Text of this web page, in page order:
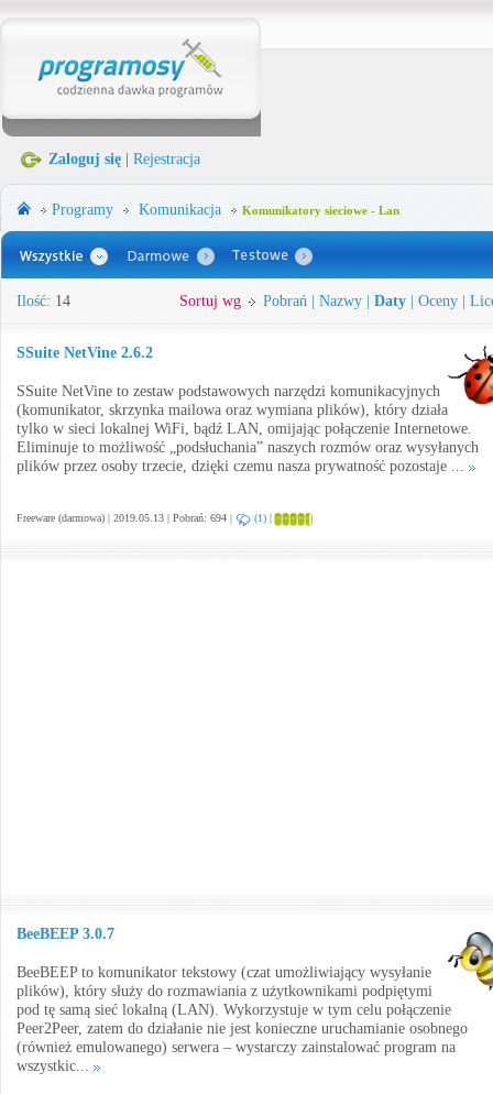
Zaloguj się Rejestracja
Programy Komunikacja Komunikatory sieciowe - Lan
Ilość: 14 Sortuj wg Pobrań Nazwy Daty Oceny
SSuite NetVine 2.6.2
SSuite NetVine to zestaw podstawowych narzędzi komunikacyjnych
(komunikator, skrzynka mailowa oraz wymiana plików), który działa
tylko w sieci lokalnej WiFi, bądź LAN, omijając połączenie Internetowe.
Eliminuje to możliwość „podsłuchania” naszych rozmów oraz wysyłanych
plików przez osoby trzecie, dzięki czemu nasza prywatność pozostaje ...
Freeware (darmowa) | 2019.05.13 | Pobrań: 694 | (1) |
BeeBEEP 3.0.7
BeeBEEP to komunikator tekstowy (czat umożliwiający wysyłanie
plików), który służy do rozmawiania z użytkownikami podpiętymi
pod tę samą sieć lokalną (LAN). Wykorzystuje w tym celu połączenie
Peer2Peer, zatem do działanie nie jest konieczne uruchamianie osobnego
(również emulowanego) serwera – wystarczy zainstalować program na
wszystkic...